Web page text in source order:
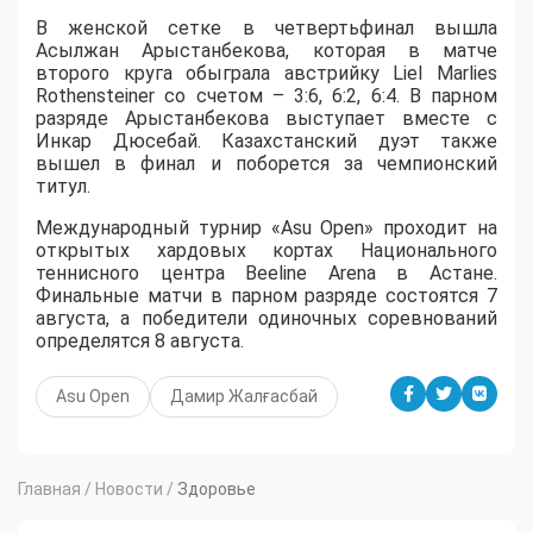
В женской сетке в четвертьфинал вышла
Асылжан Арыстанбекова, которая в матче
второго круга обыграла австрийку Liel Marlies
Rothensteiner со счетом – 3:6, 6:2, 6:4. В парном
разряде Арыстанбекова выступает вместе с
Инкар Дюсебай. Казахстанский дуэт также
вышел в финал и поборется за чемпионский
титул.
Международный турнир «Asu Open» проходит на
открытых хардовых кортах Национального
теннисного центра Beeline Arena в Астане.
Финальные матчи в парном разряде состоятся 7
августа, а победители одиночных соревнований
определятся 8 августа.
Asu Open Дамир Жалғасбай
Главная / Новости / Здоровье